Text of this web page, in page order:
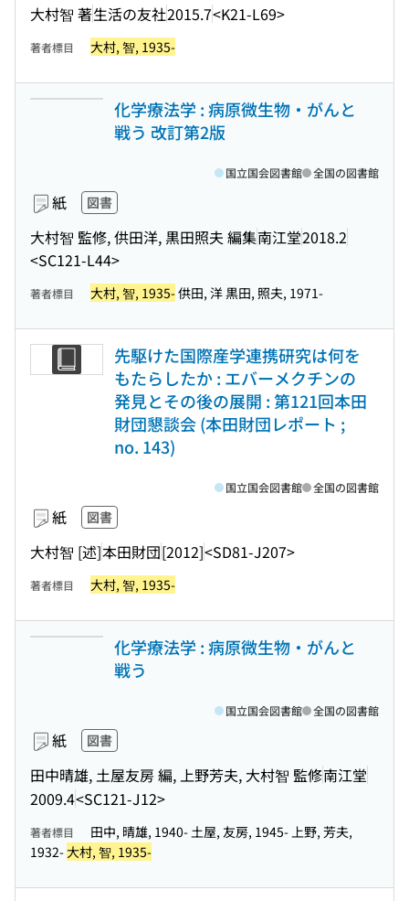
大村智 著生活の友社2015.7<K21-L69>
著者標目 大村, 智, 1935-
化学療法学 : 病原微生物・がんと
戦う 改訂第2版
紙 図書
大村智 監修, 供田洋, 黒田照夫 編集南江堂2018.2
<SC121-L44>
国立国会図書館 全国の図書館
著者標目 大村, 智, 1935-供田, 洋 黒田, 照夫, 1971-
先駆けた国際産学連携研究は何を
もたらしたか : エバーメクチンの
発見とその後の展開 : 第121回本田
財団懇談会 (本田財団レポート ;
no. 143)
紙 図書
大村智 [述]本田財団[2012]<SD81-J207>
国立国会図書館 全国の図書館
著者標目 大村, 智, 1935-
化学療法学 : 病原微生物・がんと
戦う
紙 図書
田中晴雄, 土屋友房 編, 上野芳夫, 大村智 監修南江堂
2009.4<SC121-J12>
国立国会図書館 全国の図書館
著者標目
田中, 晴雄, 1940- 土屋, 友房, 1945- 上野, 芳夫,
1932- 大村, 智, 1935-